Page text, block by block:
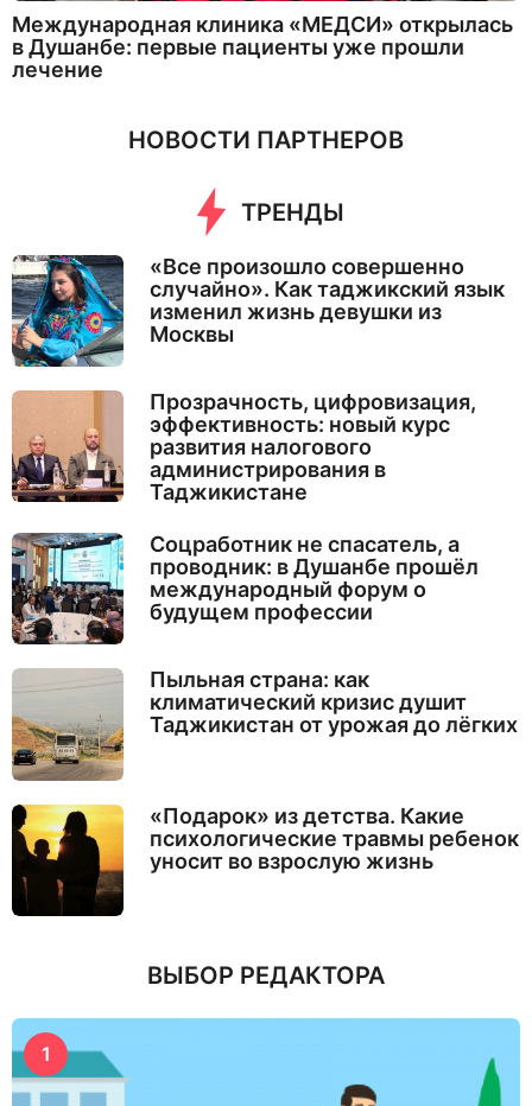
Международная клиника «МЕДСИ» открылась
в Душанбе: первые пациенты уже прошли
лечение
НОВОСТИ ПАРТНЕРОВ
ТРЕНДЫ
«Все произошло совершенно
случайно». Как таджикский язык
изменил жизнь девушки из
Москвы
Прозрачность, цифровизация,
эффективность: новый курс
развития налогового
администрирования в
Таджикистане
Соцработник не спасатель, а
проводник: в Душанбе прошёл
международный форум о
будущем профессии
Пыльная страна: как
климатический кризис душит
Таджикистан от урожая до лёгких
«Подарок» из детства. Какие
психологические травмы ребенок
уносит во взрослую жизнь
ВЫБОР РЕДАКТОРА
1